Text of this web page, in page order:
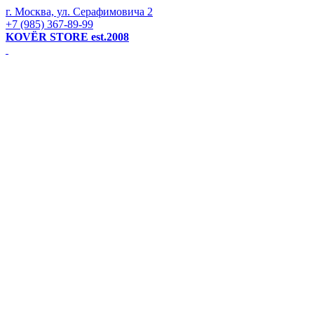
г. Москва, ул. Серафимовича 2
+7 (985) 367-89-99
KOVЁR STORE est.2008